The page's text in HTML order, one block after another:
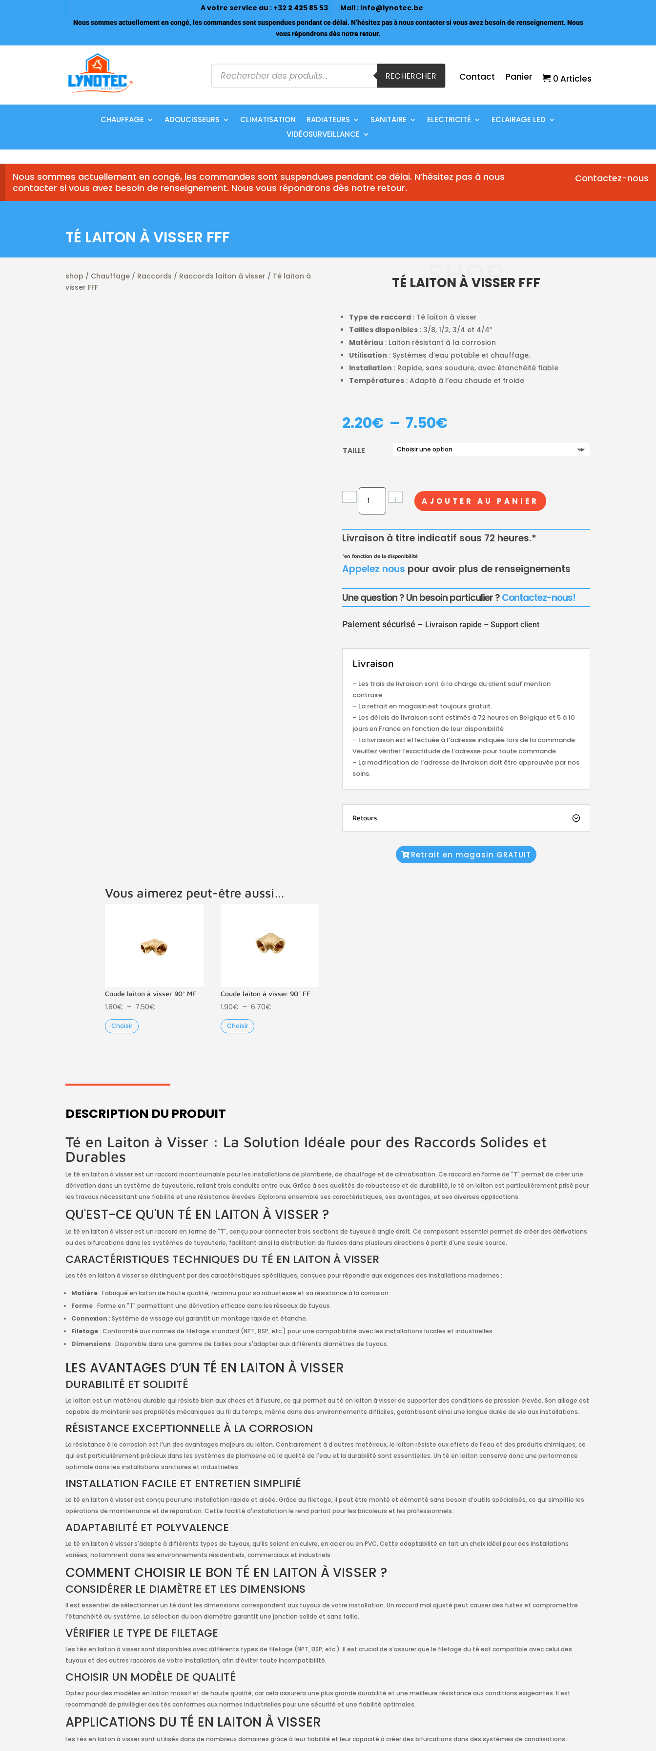
A votre service au : +32 2 425 85 53 Mail : info@lynotec.be
Nous sommes actuellement en congé, les commandes sont suspendues pendant ce délai. N’hésitez pas à nous contacter si vous avez besoin de renseignement. Nous
vous répondrons dès notre retour.
Recherche
de
produits
RECHERCHER Contact Panier 0 Articles
CHAUFFAGE ADOUCISSEURS CLIMATISATION RADIATEURS SANITAIRE ELECTRICITÉ
ECLAIRAGE LED
VIDÉOSURVEILLANCE
Contactez-nous
Nous sommes actuellement en congé, les commandes sont suspendues pendant ce délai. N’hésitez pas à nous
contacter si vous avez besoin de renseignement. Nous vous répondrons dès notre retour.
TÉ LAITON À VISSER FFF
shop / Chauffage / Raccords / Raccords laiton à visser / Té laiton à
visser FFF
SHOP
TÉ LAITON À VISSER FFF
Type de raccord : Té laiton à visser
Tailles disponibles : 3/8, 1/2, 3/4 et 4/4″
Matériau : Laiton résistant à la corrosion
Utilisation : Systèmes d’eau potable et chauffage.
Installation : Rapide, sans soudure, avec étanchéité fiable
Températures : Adapté à l’eau chaude et froide
2.20€ – 7.50€PLAGE
PRIX :
2.20€
TAILLE
-
QUANTITÉ
TÉ
À
FFF
+ AJOUTER AU PANIER
Livraison à titre indicatif sous 72 heures.*
*en fonction de la disponibilité
Appelez nous pour avoir plus de renseignements
Une question ? Un besoin particulier ?Contactez-nous!
Paiement sécurisé – Livraison rapide –Support client
Livraison
– Les frais de livraison sont à la charge du client sauf mention
contraire
– La retrait en magasin est toujours gratuit.
– Les délais de livraison sont estimés à 72 heures en Belgique et 5 à 10
jours en France en fonction de leur disponibilité
– La livraison est effectuée à l’adresse indiquée lors de la commande.
Veuillez vérifier l’exactitude de l’adresse pour toute commande.
– La modification de l’adresse de livraison doit être approuvée par nos
soins.
Retours
Retrait en magasin GRATUIT
Vous aimerez peut-être aussi…
Coude laiton à visser 90° MF
1.80€ – 7.50€Plage
Choisir
Coude laiton à visser 90° FF
1.90€ – 6.70€Plage
Choisir
DESCRIPTION DU PRODUIT
Té en Laiton à Visser : La Solution Idéale pour des Raccords Solides et
Durables
Le té en laiton à visser est un raccord incontournable pour les installations de plomberie, de chauffage et de climatisation. Ce raccord en forme de "T" permet de créer une
dérivation dans un système de tuyauterie, reliant trois conduits entre eux. Grâce à ses qualités de robustesse et de durabilité, le té en laiton est particulièrement prisé pour
les travaux nécessitant une fiabilité et une résistance élevées. Explorons ensemble ses caractéristiques, ses avantages, et ses diverses applications.
QU'EST-CE QU'UN TÉ EN LAITON À VISSER ?
Le té en laiton à visser est un raccord en forme de "T", conçu pour connecter trois sections de tuyaux à angle droit. Ce composant essentiel permet de créer des dérivations
ou des bifurcations dans les systèmes de tuyauterie, facilitant ainsi la distribution de fluides dans plusieurs directions à partir d'une seule source.
CARACTÉRISTIQUES TECHNIQUES DU TÉ EN LAITON À VISSER
Les tés en laiton à visser se distinguent par des caractéristiques spécifiques, conçues pour répondre aux exigences des installations modernes :
Matière : Fabriqué en laiton de haute qualité, reconnu pour sa robustesse et sa résistance à la corrosion.
Forme : Forme en "T" permettant une dérivation efficace dans les réseaux de tuyaux.
Connexion : Système de vissage qui garantit un montage rapide et étanche.
Filetage : Conformité aux normes de filetage standard (NPT, BSP, etc.) pour une compatibilité avec les installations locales et industrielles.
Dimensions : Disponible dans une gamme de tailles pour s'adapter aux différents diamètres de tuyaux.
LES AVANTAGES D’UN TÉ EN LAITON À VISSER
DURABILITÉ ET SOLIDITÉ
Le laiton est un matériau durable qui résiste bien aux chocs et à l’usure, ce qui permet au té en laiton à visser de supporter des conditions de pression élevée. Son alliage est
capable de maintenir ses propriétés mécaniques au fil du temps, même dans des environnements difficiles, garantissant ainsi une longue durée de vie aux installations.
RÉSISTANCE EXCEPTIONNELLE À LA CORROSION
La résistance à la corrosion est l’un des avantages majeurs du laiton. Contrairement à d'autres matériaux, le laiton résiste aux effets de l’eau et des produits chimiques, ce
qui est particulièrement précieux dans les systèmes de plomberie où la qualité de l'eau et la durabilité sont essentielles. Un té en laiton conserve donc une performance
optimale dans les installations sanitaires et industrielles.
INSTALLATION FACILE ET ENTRETIEN SIMPLIFIÉ
Le té en laiton à visser est conçu pour une installation rapide et aisée. Grâce au filetage, il peut être monté et démonté sans besoin d’outils spécialisés, ce qui simplifie les
opérations de maintenance et de réparation. Cette facilité d'installation le rend parfait pour les bricoleurs et les professionnels.
ADAPTABILITÉ ET POLYVALENCE
Le té en laiton à visser s'adapte à différents types de tuyaux, qu’ils soient en cuivre, en acier ou en PVC. Cette adaptabilité en fait un choix idéal pour des installations
variées, notamment dans les environnements résidentiels, commerciaux et industriels.
COMMENT CHOISIR LE BON TÉ EN LAITON À VISSER ?
CONSIDÉRER LE DIAMÈTRE ET LES DIMENSIONS
Il est essentiel de sélectionner un té dont les dimensions correspondent aux tuyaux de votre installation. Un raccord mal ajusté peut causer des fuites et compromettre
l’étanchéité du système. La sélection du bon diamètre garantit une jonction solide et sans faille.
VÉRIFIER LE TYPE DE FILETAGE
Les tés en laiton à visser sont disponibles avec différents types de filetage (NPT, BSP, etc.). Il est crucial de s’assurer que le filetage du té est compatible avec celui des
tuyaux et des autres raccords de votre installation, afin d’éviter toute incompatibilité.
CHOISIR UN MODÈLE DE QUALITÉ
Optez pour des modèles en laiton massif et de haute qualité, car cela assurera une plus grande durabilité et une meilleure résistance aux conditions exigeantes. Il est
recommandé de privilégier des tés conformes aux normes industrielles pour une sécurité et une fiabilité optimales.
APPLICATIONS DU TÉ EN LAITON À VISSER
Les tés en laiton à visser sont utilisés dans de nombreux domaines grâce à leur fiabilité et leur capacité à créer des bifurcations dans des systèmes de canalisations :